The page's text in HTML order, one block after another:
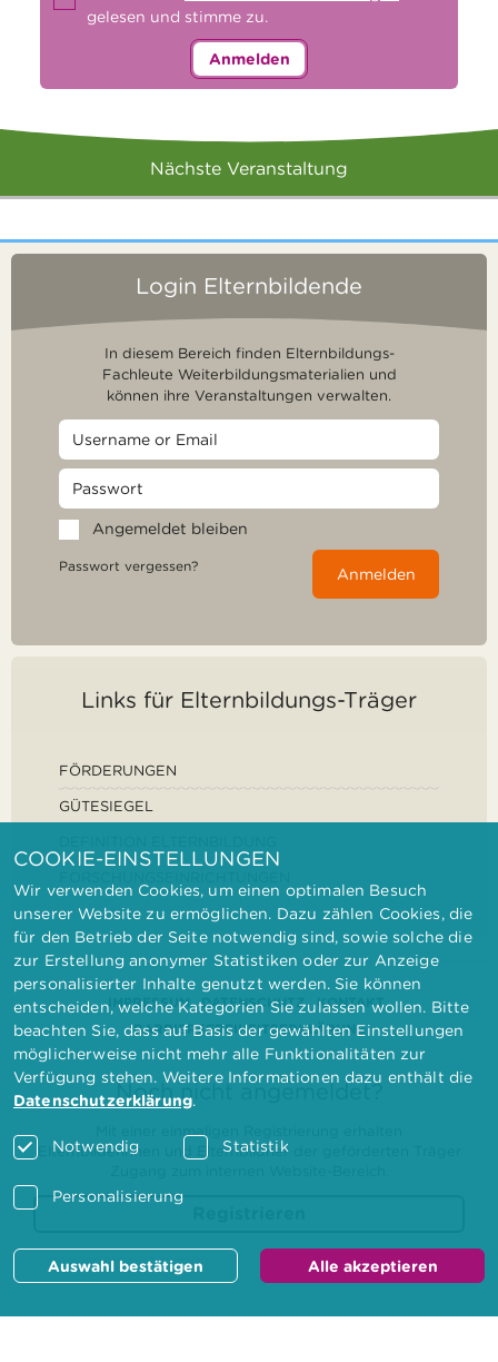
gelesen und stimme zu.
Anmelden
Nächste Veranstaltung
Login Elternbildende
In diesem Bereich finden Elternbildungs-
Fachleute Weiterbildungsmaterialien und
können ihre Veranstaltungen verwalten.
Angemeldet bleiben
Passwort vergessen? Anmelden
Links für Elternbildungs-Träger
FÖRDERUNGEN
GÜTESIEGEL
IMPRESSUM DATENSCHUTZ
KONTAKT
BARRIEREFREIHEITSERKLÄRUNG
Noch nicht angemeldet?
Mit einer einmaligen Registrierung erhalten
Elternbilderinnen und Elternbildner der geförderten Träger
COOKIE-EINSTELLUNGEN
Wir verwenden Cookies, um einen optimalen Besuch
unserer Website zu ermöglichen. Dazu zählen Cookies, die
für den Betrieb der Seite notwendig sind, sowie solche die
zur Erstellung anonymer Statistiken oder zur Anzeige
personalisierter Inhalte genutzt werden. Sie können
entscheiden, welche Kategorien Sie zulassen wollen. Bitte
beachten Sie, dass auf Basis der gewählten Einstellungen
möglicherweise nicht mehr alle Funktionalitäten zur
Verfügung stehen. Weitere Informationen dazu enthält die
Datenschutzerklärung.
Notwendig Statistik
Personalisierung
Auswahl bestätigen Alle akzeptieren